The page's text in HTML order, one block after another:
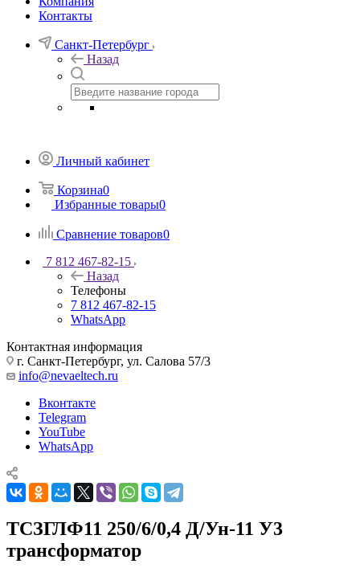
Контакты
Санкт-Петербург
Назад
Личный кабинет
Корзина0
Избранные товары0
Сравнение товаров0
7 812 467-82-15
Назад
Телефоны
7 812 467-82-15
WhatsApp
Контактная информация
г. Санкт-Петербург, ул. Салова 57/3
info@nevaeltech.ru
Вконтакте
Telegram
YouTube
WhatsApp
ТСЗГЛФ11 250/6/0,4 Д/Ун-11 У3
трансформатор